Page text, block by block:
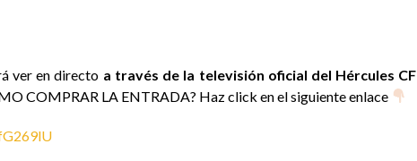
ver en directo a través de la televisión oficial del Hércules CF
COMPRAR LA ENTRADA? Haz click en el siguiente enlace